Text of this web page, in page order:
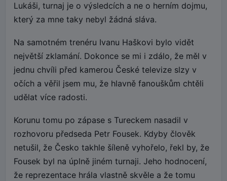
Lukáši, turnaj je o výsledcích a ne o herním dojmu,
který za mne taky nebyl žádná sláva.
Na samotném trenéru Ivanu Haškovi bylo vidět
největší zklamání. Dokonce se mi i zdálo, že měl v
jednu chvíli před kamerou České televize slzy v
očích a věřil jsem mu, že hlavně fanouškům chtěli
udělat více radosti.
Korunu tomu po zápase s Tureckem nasadil v
rozhovoru předseda Petr Fousek. Kdyby člověk
netušil, že Česko takhle šíleně vyhořelo, řekl by, že
Fousek byl na úplně jiném turnaji. Jeho hodnocení,
že reprezentace hrála vlastně skvěle a že tomu